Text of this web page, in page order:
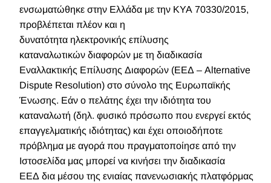
ενσωματώθηκε στην Ελλάδα με την ΚΥΑ 70330/2015,
προβλέπεται πλέον και η
δυνατότητα ηλεκτρονικής επίλυσης
καταναλωτικών διαφορών με τη διαδικασία
Εναλλακτικής Επίλυσης Διαφορών (ΕΕΔ – Alternative
Dispute Resolution) στο σύνολο της Ευρωπαϊκής
Ένωσης. Εάν ο πελάτης έχει την ιδιότητα του
καταναλωτή (δηλ. φυσικό πρόσωπο που ενεργεί εκτός
επαγγελματικής ιδιότητας) και έχει οποιοδήποτε
πρόβλημα με αγορά που πραγματοποίησε από την
Ιστοσελίδα μας μπορεί να κινήσει την διαδικασία
ΕΕΔ δια μέσου της ενιαίας πανενωσιακής πλατφόρμας